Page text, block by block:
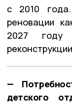
с 2010
реновации
2027 году
—
детского